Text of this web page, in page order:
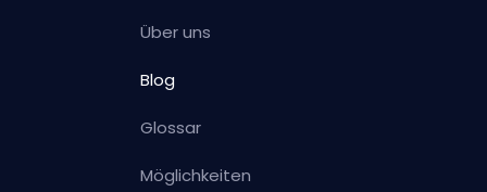
Über uns
Blog
Glossar
Möglichkeiten